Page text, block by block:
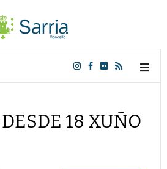
18 XUÑO